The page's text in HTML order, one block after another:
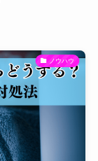
ノウハウ